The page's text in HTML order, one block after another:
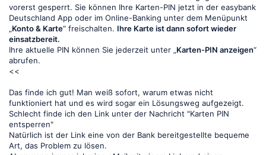
vorerst gesperrt. Sie können Ihre Karten-PIN jetzt in der easybank
Deutschland App oder im Online-Banking unter dem Menüpunkt
„Konto & Karte“ freischalten. Ihre Karte ist dann sofort wieder
einsatzbereit.
Ihre aktuelle PIN können Sie jederzeit unter „Karten-PIN anzeigen“
abrufen.
<<
Das finde ich gut! Man weiß sofort, warum etwas nicht
funktioniert hat und es wird sogar ein Lösungsweg aufgezeigt.
Schlecht finde ich den Link unter der Nachricht "Karten PIN
entsperren"
Natürlich ist der Link eine von der Bank bereitgestellte bequeme
Art, das Problem zu lösen.